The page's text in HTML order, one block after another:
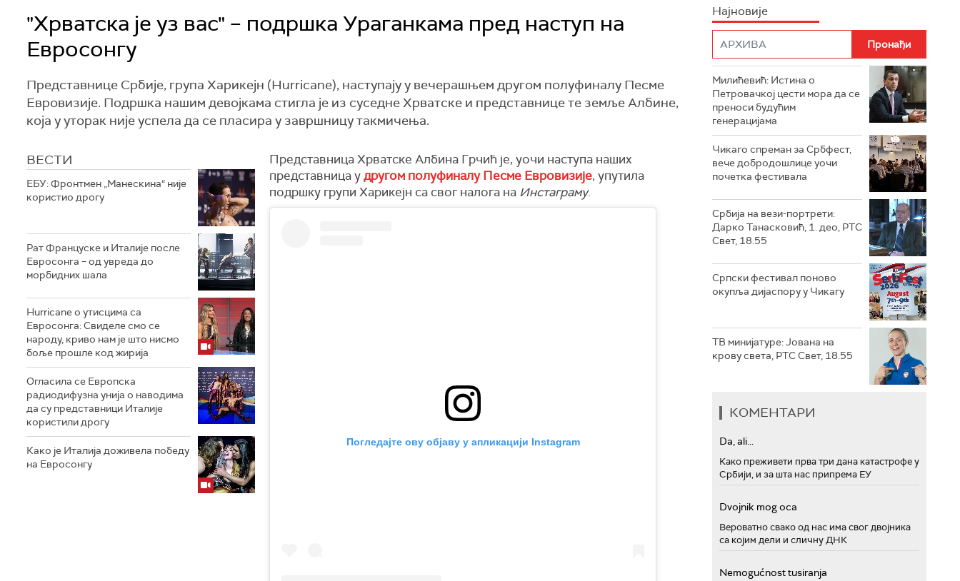
"Хрватска је уз вас" – подршка Ураганкама пред наступ на
Евросонгу
Представнице Србије, група Харикејн (Hurricane), наступају у вечерашњем другом полуфиналу Песме
Евровизије. Подршка нашим девојкама стигла је из суседне Хрватске и представнице те земље Албине,
која у уторак није успела да се пласира у завршницу такмичења.
ВЕСТИ
ЕБУ: Фронтмен „Манескина“ није
користио дрогу
Рат Француске и Италије после
Евросонга – од увреда до
морбидних шала
Hurricane о утисцима са
Евросонга: Свиделе смо се
народу, криво нам је што нисмо
боље прошле код жирија
Огласила се Европска
радиодифузна унија о наводима
да су представници Италије
користили дрогу
Како је Италија доживела победу
на Евросонгу
Представница Хрватске Албина Грчић је, уочи наступа наших
представница удругом полуфиналу Песме Евровизије, упутила
подршку групи Харикејн са свог налога на Инстаграму.
Погледајте ову објаву у апликацији Instagram
Најновије
Милићевић: Истина о
Петровачкој цести мора да се
преноси будућим
генерацијама
Чикаго спреман за Србфест,
вече добродошлице уочи
почетка фестивала
Србија на вези-портрети:
Дарко Танасковић, 1. део, РТС
Свет, 18.55
Српски фестивал поново
окупља дијаспору у Чикагу
ТВ минијатуре: Јована на
крову света, РТС Свет, 18.55
КОМЕНТАРИ
Da, ali...
Како преживети прва три дана катастрофе у
Србији, и за шта нас припрема ЕУ
Dvojnik mog oca
Вероватно свако од нас има свог двојника
са којим дели и сличну ДНК
Nemogućnost tusiranja